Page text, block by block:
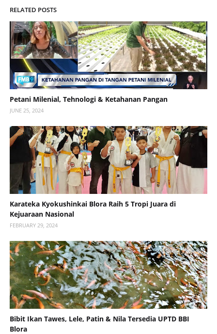
RELATED POSTS
Petani Milenial, Tehnologi & Ketahanan Pangan
JUNE 25, 2024
Karateka Kyokushinkai Blora Raih 5 Tropi Juara di
Kejuaraan Nasional
FEBRUARY 29, 2024
Bibit Ikan Tawes, Lele, Patin & Nila Tersedia UPTD BBI
Blora